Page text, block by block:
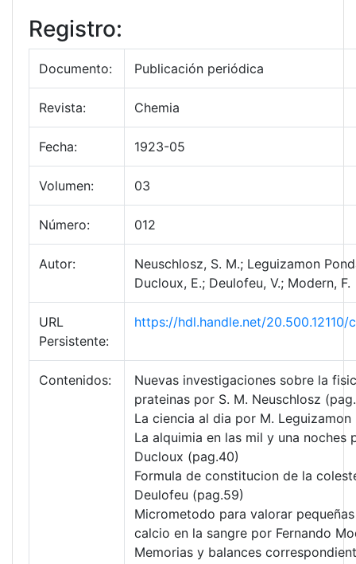
Registro:
Documento: Publicación periódica
Revista: Chemia
Fecha: 1923-05
Volumen: 03
Número: 012
Autor:
Neuschlosz, S. M.; Leguizamon
Ducloux, E.; Deulofeu, V.; Modern, F.
URL
Persistente:
https://hdl.handle.net/20.500.12110/
Contenidos:
Nuevas investigaciones sobre la
prateinas por S. M. Neuschlosz
La ciencia al dia por M.
La alquimia en las mil y una noches
Ducloux (pag.40)
Formula de constitucion de la
Deulofeu (pag.59)
Micrometodo para valorar
calcio en la sangre por Fernando
Memorias y balances